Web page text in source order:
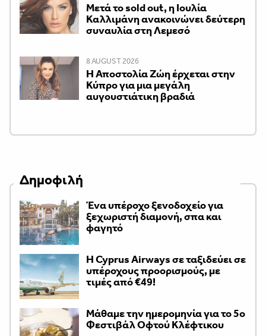
Μετά το sold out, η Ιουλία
Καλλιμάνη ανακοινώνει δεύτερη
συναυλία στη Λεμεσό
8 AUGUST 2026
Η Αποστολία Ζώη έρχεται στην
Κύπρο για μια μεγάλη
αυγουστιάτικη βραδιά
Δημοφιλή
Ένα υπέροχο ξενοδοχείο για
ξεχωριστή διαμονή, σπα και
φαγητό
H Cyprus Airways σε ταξιδεύει σε
υπέροχους προορισμούς, με
τιμές από €49!
Μάθαμε την ημερομηνία για το 5ο
Φεστιβάλ Οφτού Κλέφτικου